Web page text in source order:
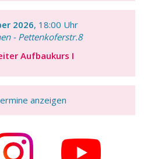
2026, 18:00 Uhr
- Pettenkoferstr.8
Aufbaukurs I
anzeigen